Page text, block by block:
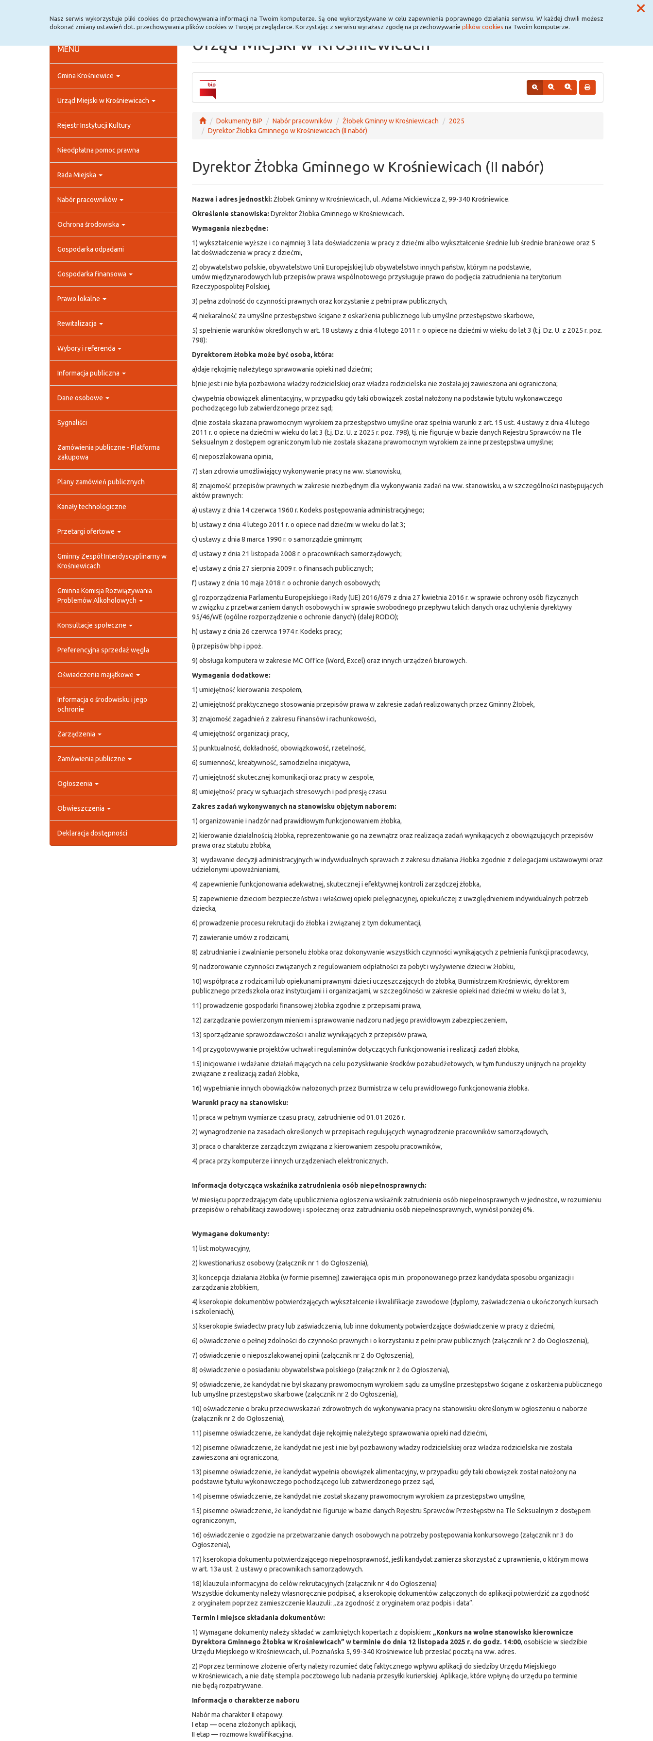
Nasz serwis wykorzystuje pliki cookies do przechowywania informacji na Twoim komputerze. Są one wykorzystywane w celu zapewnienia poprawnego działania serwisu. W każdej chwili możesz
dokonać zmiany ustawień dot. przechowywania plików cookies w Twojej przeglądarce. Korzystając z serwisu wyrażasz zgodę na przechowywanie plików cookies na Twoim komputerze.
MENU
Gmina Krośniewice
Urząd Miejski w Krośniewicach
Rejestr Instytucji Kultury
Nieodpłatna pomoc prawna
Rada Miejska
Nabór pracowników
Ochrona środowiska
Gospodarka odpadami
Gospodarka finansowa
Prawo lokalne
Rewitalizacja
Wybory i referenda
Informacja publiczna
Dane osobowe
Sygnaliści
Zamówienia publiczne - Platforma
zakupowa
Plany zamówień publicznych
Kanały technologiczne
Przetargi ofertowe
Gminny Zespół Interdyscyplinarny w
Krośniewicach
Gminna Komisja Rozwiązywania
Problemów Alkoholowych
Konsultacje społeczne
Preferencyjna sprzedaż węgla
Oświadczenia majątkowe
Informacja o środowisku i jego
ochronie
Zarządzenia
Zamówienia publiczne
Ogłoszenia
Obwieszczenia
Deklaracja dostępności
Urząd Miejski w Krośniewicach
Dokumenty BIP Nabór pracowników Żłobek Gminny w Krośniewicach
2025
Dyrektor Żłobka Gminnego w Krośniewicach (II nabór)
Dyrektor Żłobka Gminnego w Krośniewicach (II nabór)
Nazwa i adres jednostki: Żłobek Gminny w Krośniewicach, ul. Adama Mickiewicza 2, 99-340 Krośniewice.
Określenie stanowiska: Dyrektor Żłobka Gminnego w Krośniewicach.
Wymagania niezbędne:
1) wykształcenie wyższe i co najmniej 3 lata doświadczenia w pracy z dziećmi albo wykształcenie średnie lub średnie branżowe oraz 5
lat doświadczenia w pracy z dziećmi,
2) obywatelstwo polskie, obywatelstwo Unii Europejskiej lub obywatelstwo innych państw, którym na podstawie,
umów międzynarodowych lub przepisów prawa wspólnotowego przysługuje prawo do podjęcia zatrudnienia na terytorium
Rzeczypospolitej Polskiej,
3) pełna zdolność do czynności prawnych oraz korzystanie z pełni praw publicznych,
4) niekaralność za umyślne przestępstwo ścigane z oskarżenia publicznego lub umyślne przestępstwo skarbowe,
5) spełnienie warunków określonych w art. 18 ustawy z dnia 4 lutego 2011 r. o opiece na dziećmi w wieku do lat 3 (t.j. Dz. U. z 2025 r. poz.
798):
Dyrektorem żłobka może być osoba, która:
a)daje rękojmię należytego sprawowania opieki nad dziećmi;
b)nie jest i nie była pozbawiona władzy rodzicielskiej oraz władza rodzicielska nie została jej zawieszona ani ograniczona;
c)wypełnia obowiązek alimentacyjny, w przypadku gdy taki obowiązek został nałożony na podstawie tytułu wykonawczego
pochodzącego lub zatwierdzonego przez sąd;
d)nie została skazana prawomocnym wyrokiem za przestępstwo umyślne oraz spełnia warunki z art. 15 ust. 4 ustawy z dnia 4 lutego
2011 r. o opiece na dziećmi w wieku do lat 3 (t.j. Dz. U. z 2025 r. poz. 798), tj. nie figuruje w bazie danych Rejestru Sprawców na Tle
Seksualnym z dostępem ograniczonym lub nie została skazana prawomocnym wyrokiem za inne przestępstwa umyślne;
6) nieposzlakowana opinia,
7) stan zdrowia umożliwiający wykonywanie pracy na ww. stanowisku,
8) znajomość przepisów prawnych w zakresie niezbędnym dla wykonywania zadań na ww. stanowisku, a w szczególności następujących
aktów prawnych:
a) ustawy z dnia 14 czerwca 1960 r. Kodeks postępowania administracyjnego;
b) ustawy z dnia 4 lutego 2011 r. o opiece nad dziećmi w wieku do lat 3;
c) ustawy z dnia 8 marca 1990 r. o samorządzie gminnym;
d) ustawy z dnia 21 listopada 2008 r. o pracownikach samorządowych;
e) ustawy z dnia 27 sierpnia 2009 r. o finansach publicznych;
f) ustawy z dnia 10 maja 2018 r. o ochronie danych osobowych;
g) rozporządzenia Parlamentu Europejskiego i Rady (UE) 2016/679 z dnia 27 kwietnia 2016 r. w sprawie ochrony osób fizycznych
w związku z przetwarzaniem danych osobowych i w sprawie swobodnego przepływu takich danych oraz uchylenia dyrektywy
95/46/WE (ogólne rozporządzenie o ochronie danych) (dalej RODO);
h) ustawy z dnia 26 czerwca 1974 r. Kodeks pracy;
i) przepisów bhp i ppoż.
9) obsługa komputera w zakresie MC Office (Word, Excel) oraz innych urządzeń biurowych.
Wymagania dodatkowe:
1) umiejętność kierowania zespołem,
2) umiejętność praktycznego stosowania przepisów prawa w zakresie zadań realizowanych przez Gminny Żłobek,
3) znajomość zagadnień z zakresu finansów i rachunkowości,
4) umiejętność organizacji pracy,
5) punktualność, dokładność, obowiązkowość, rzetelność,
6) sumienność, kreatywność, samodzielna inicjatywa,
7) umiejętność skutecznej komunikacji oraz pracy w zespole,
8) umiejętność pracy w sytuacjach stresowych i pod presją czasu.
Zakres zadań wykonywanych na stanowisku objętym naborem:
1) organizowanie i nadzór nad prawidłowym funkcjonowaniem żłobka,
2) kierowanie działalnością żłobka, reprezentowanie go na zewnątrz oraz realizacja zadań wynikających z obowiązujących przepisów
prawa oraz statutu żłobka,
3) wydawanie decyzji administracyjnych w indywidualnych sprawach z zakresu działania żłobka zgodnie z delegacjami ustawowymi oraz
udzielonymi upoważnianiami,
4) zapewnienie funkcjonowania adekwatnej, skutecznej i efektywnej kontroli zarządczej żłobka,
5) zapewnienie dzieciom bezpieczeństwa i właściwej opieki pielęgnacyjnej, opiekuńczej z uwzględnieniem indywidualnych potrzeb
dziecka,
6) prowadzenie procesu rekrutacji do żłobka i związanej z tym dokumentacji,
7) zawieranie umów z rodzicami,
8) zatrudnianie i zwalnianie personelu żłobka oraz dokonywanie wszystkich czynności wynikających z pełnienia funkcji pracodawcy,
9) nadzorowanie czynności związanych z regulowaniem odpłatności za pobyt i wyżywienie dzieci w żłobku,
10) współpraca z rodzicami lub opiekunami prawnymi dzieci uczęszczających do żłobka, Burmistrzem Krośniewic, dyrektorem
publicznego przedszkola oraz instytucjami i i organizacjami, w szczególności w zakresie opieki nad dziećmi w wieku do lat 3,
11) prowadzenie gospodarki finansowej żłobka zgodnie z przepisami prawa,
12) zarządzanie powierzonym mieniem i sprawowanie nadzoru nad jego prawidłowym zabezpieczeniem,
13) sporządzanie sprawozdawczości i analiz wynikających z przepisów prawa,
14) przygotowywanie projektów uchwał i regulaminów dotyczących funkcjonowania i realizacji zadań żłobka,
15) inicjowanie i wdażanie działań mających na celu pozyskiwanie środków pozabudżetowych, w tym funduszy unijnych na projekty
związane z realizacją zadań żłobka,
16) wypełnianie innych obowiązków nałożonych przez Burmistrza w celu prawidłowego funkcjonowania żłobka.
Warunki pracy na stanowisku:
1) praca w pełnym wymiarze czasu pracy, zatrudnienie od 01.01.2026 r.
2) wynagrodzenie na zasadach określonych w przepisach regulujących wynagrodzenie pracowników samorządowych,
3) praca o charakterze zarządczym związana z kierowaniem zespołu pracowników,
4) praca przy komputerze i innych urządzeniach elektronicznych.
Informacja dotycząca wskaźnika zatrudnienia osób niepełnosprawnych:
W miesiącu poprzedzającym datę upublicznienia ogłoszenia wskaźnik zatrudnienia osób niepełnosprawnych w jednostce, w rozumieniu
przepisów o rehabilitacji zawodowej i społecznej oraz zatrudnianiu osób niepełnosprawnych, wyniósł poniżej 6%.
Wymagane dokumenty:
1) list motywacyjny,
2) kwestionariusz osobowy (załącznik nr 1 do Ogłoszenia),
3) koncepcja działania żłobka (w formie pisemnej) zawierająca opis m.in. proponowanego przez kandydata sposobu organizacji i
zarządzania żłobkiem,
4) kserokopie dokumentów potwierdzających wykształcenie i kwalifikacje zawodowe (dyplomy, zaświadczenia o ukończonych kursach
i szkoleniach),
5) kserokopie świadectw pracy lub zaświadczenia, lub inne dokumenty potwierdzające doświadczenie w pracy z dziećmi,
6) oświadczenie o pełnej zdolności do czynności prawnych i o korzystaniu z pełni praw publicznych (załącznik nr 2 do Oogłoszenia),
7) oświadczenie o nieposzlakowanej opinii (załącznik nr 2 do Ogłoszenia),
8) oświadczenie o posiadaniu obywatelstwa polskiego (załącznik nr 2 do Ogłoszenia),
9) oświadczenie, że kandydat nie był skazany prawomocnym wyrokiem sądu za umyślne przestępstwo ścigane z oskarżenia publicznego
lub umyślne przestępstwo skarbowe (załącznik nr 2 do Ogłoszenia),
10) oświadczenie o braku przeciwwskazań zdrowotnych do wykonywania pracy na stanowisku określonym w ogłoszeniu o naborze
(załącznik nr 2 do Ogłoszenia),
11) pisemne oświadczenie, że kandydat daje rękojmię należytego sprawowania opieki nad dziećmi,
12) pisemne oświadczenie, że kandydat nie jest i nie był pozbawiony władzy rodzicielskiej oraz władza rodzicielska nie została
zawieszona ani ograniczona,
13) pisemne oświadczenie, że kandydat wypełnia obowiązek alimentacyjny, w przypadku gdy taki obowiązek został nałożony na
podstawie tytułu wykonawczego pochodzącego lub zatwierdzonego przez sąd,
14) pisemne oświadczenie, że kandydat nie został skazany prawomocnym wyrokiem za przestępstwo umyślne,
15) pisemne oświadczenie, że kandydat nie figuruje w bazie danych Rejestru Sprawców Przestępstw na Tle Seksualnym z dostępem
ograniczonym,
16) oświadczenie o zgodzie na przetwarzanie danych osobowych na potrzeby postępowania konkursowego (załącznik nr 3 do
Ogłoszenia),
17) kserokopia dokumentu potwierdzającego niepełnosprawność, jeśli kandydat zamierza skorzystać z uprawnienia, o którym mowa
w art. 13a ust. 2 ustawy o pracownikach samorządowych.
18) klauzula informacyjna do celów rekrutacyjnych (załącznik nr 4 do Ogłoszenia)
Wszystkie dokumenty należy własnoręcznie podpisać, a kserokopię dokumentów załączonych do aplikacji potwierdzić za zgodność
z oryginałem poprzez zamieszczenie klauzuli: „za zgodność z oryginałem oraz podpis i data”.
Termin i miejsce składania dokumentów:
1) Wymagane dokumenty należy składać w zamkniętych kopertach z dopiskiem: „Konkurs na wolne stanowisko kierownicze
Dyrektora Gminnego Żłobka w Krośniewicach” w terminie do dnia 12 listopada 2025 r. do godz. 14:00, osobiście w siedzibie
Urzędu Miejskiego w Krośniewicach, ul. Poznańska 5, 99-340 Krośniewice lub przesłać pocztą na ww. adres.
2) Poprzez terminowe złożenie oferty należy rozumieć datę faktycznego wpływu aplikacji do siedziby Urzędu Miejskiego
w Krośniewicach, a nie datę stempla pocztowego lub nadania przesyłki kurierskiej. Aplikacje, które wpłyną do urzędu po terminie
nie będą rozpatrywane.
Informacja o charakterze naboru
Nabór ma charakter II etapowy.
I etap — ocena złożonych aplikacji,
II etap — rozmowa kwalifikacyjna.